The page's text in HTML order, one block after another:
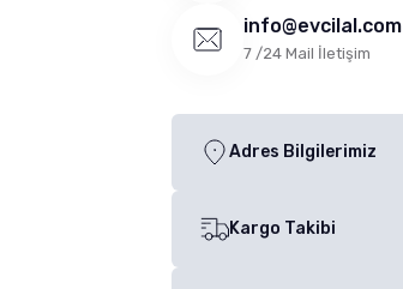
info@evcilal.com
7 /24 Mail İletişim
Adres Bilgilerimiz
Kargo Takibi